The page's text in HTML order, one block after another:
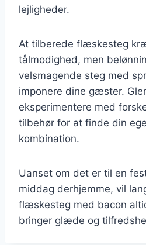
lejligheder.
At tilberede flæskesteg
tålmodighed, men
velsmagende steg med
imponere dine gæster.
eksperimentere med
tilbehør for at finde din
kombination.
Uanset om det er til en
middag derhjemme, vil
flæskesteg med bacon
bringer glæde og